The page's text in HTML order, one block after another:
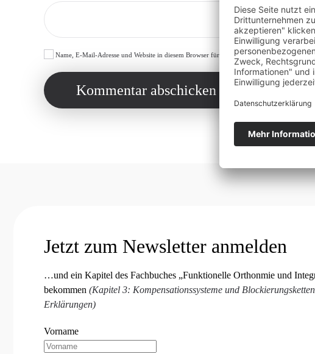
Name, E-Mail-Adresse und Website in diesem Browser für meinen nächsten Kommentar
Kommentar abschicken
Jetzt zum Newsletter anmelden
…und ein Kapitel des Fachbuches „Funktionelle Orthonmie und
bekommen (Kapitel 3: Kompensationssysteme und
Erklärungen)
Vorname